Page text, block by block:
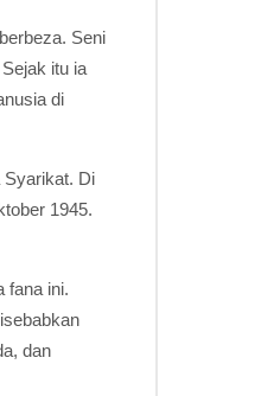
Seni
itu ia
di
Syarikat. Di
1945.
fana ini.
dan